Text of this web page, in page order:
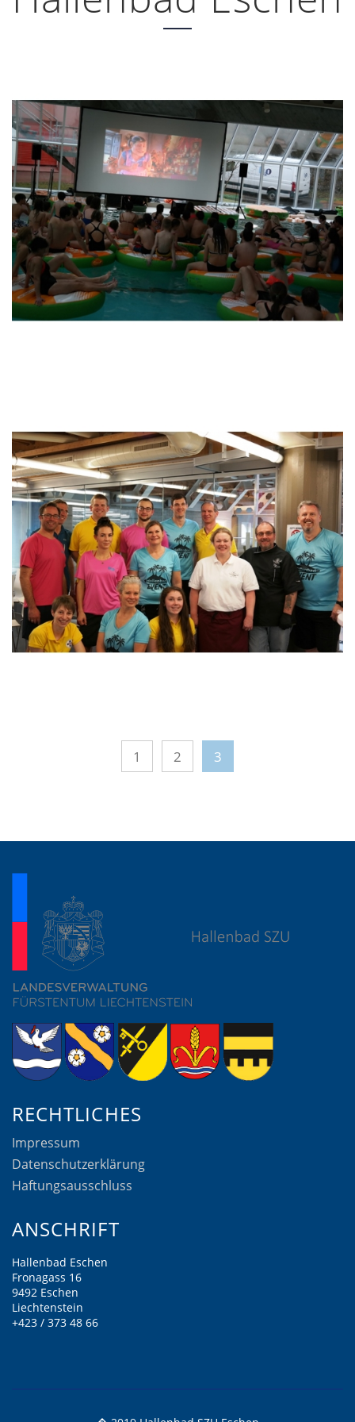
1 2 3
RECHTLICHES
Impressum
Datenschutzerklärung
Haftungsausschluss
ANSCHRIFT
Hallenbad Eschen
Fronagass 16
9492 Eschen
Liechtenstein
+423 / 373 48 66